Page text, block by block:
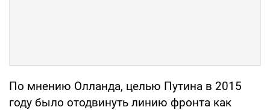
По мнению Олланда, целью Путина в 2015
году было отодвинуть линию фронта как